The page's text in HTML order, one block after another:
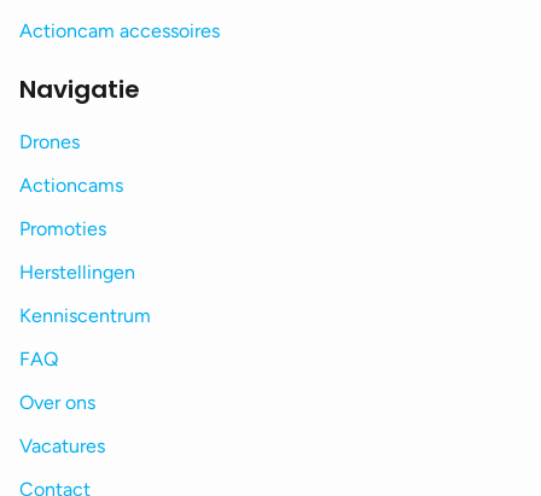
Actioncam accessoires
Navigatie
Drones
Actioncams
Promoties
Herstellingen
Kenniscentrum
FAQ
Over ons
Vacatures
Contact